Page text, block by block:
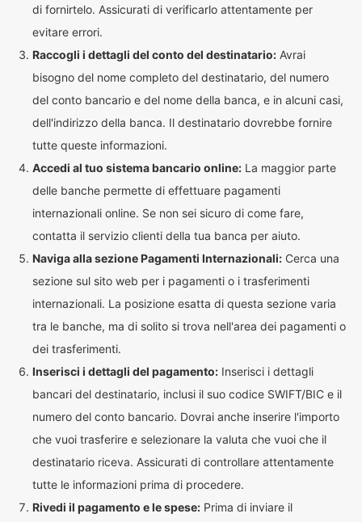
di fornirtelo. Assicurati di verificarlo attentamente per
evitare errori.
Raccogli i dettagli del conto del destinatario: Avrai
bisogno del nome completo del destinatario, del numero
del conto bancario e del nome della banca, e in alcuni casi,
dell'indirizzo della banca. Il destinatario dovrebbe fornire
tutte queste informazioni.
Accedi al tuo sistema bancario online: La maggior parte
delle banche permette di effettuare pagamenti
internazionali online. Se non sei sicuro di come fare,
contatta il servizio clienti della tua banca per aiuto.
Naviga alla sezione Pagamenti Internazionali: Cerca una
sezione sul sito web per i pagamenti o i trasferimenti
internazionali. La posizione esatta di questa sezione varia
tra le banche, ma di solito si trova nell'area dei pagamenti o
dei trasferimenti.
Inserisci i dettagli del pagamento: Inserisci i dettagli
bancari del destinatario, inclusi il suo codice SWIFT/BIC e il
numero del conto bancario. Dovrai anche inserire l'importo
che vuoi trasferire e selezionare la valuta che vuoi che il
destinatario riceva. Assicurati di controllare attentamente
tutte le informazioni prima di procedere.
Rivedi il pagamento e le spese: Prima di inviare il